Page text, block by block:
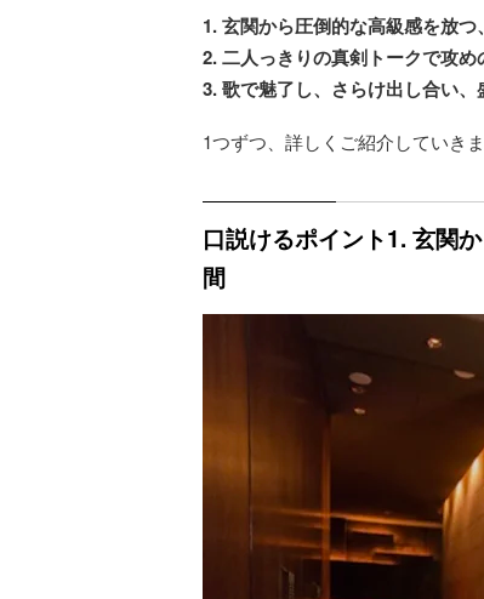
1. 玄関から圧倒的な高級感を放
2. 二人っきりの真剣トークで攻
3. 歌で魅了し、さらけ出し合い、
1つずつ、詳しくご紹介していきま
口説けるポイント1. 玄関
間